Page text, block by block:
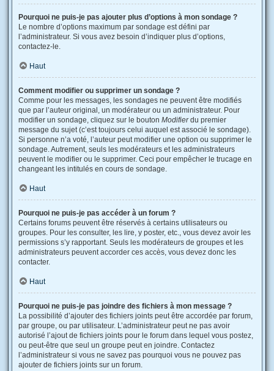
Pourquoi ne puis-je pas ajouter plus d’options à mon sondage ?
Le nombre d’options maximum par sondage est défini par
l’administrateur. Si vous avez besoin d’indiquer plus d’options,
contactez-le.
Haut
Comment modifier ou supprimer un sondage ?
Comme pour les messages, les sondages ne peuvent être modifiés
que par l’auteur original, un modérateur ou un administrateur. Pour
modifier un sondage, cliquez sur le bouton Modifierdu premier
message du sujet (c’est toujours celui auquel est associé le sondage).
Si personne n’a voté, l’auteur peut modifier une option ou supprimer le
sondage. Autrement, seuls les modérateurs et les administrateurs
peuvent le modifier ou le supprimer. Ceci pour empêcher le trucage en
changeant les intitulés en cours de sondage.
Haut
Pourquoi ne puis-je pas accéder à un forum ?
Certains forums peuvent être réservés à certains utilisateurs ou
groupes. Pour les consulter, les lire, y poster, etc., vous devez avoir les
permissions s’y rapportant. Seuls les modérateurs de groupes et les
administrateurs peuvent accorder ces accès, vous devez donc les
contacter.
Haut
Pourquoi ne puis-je pas joindre des fichiers à mon message ?
La possibilité d’ajouter des fichiers joints peut être accordée par forum,
par groupe, ou par utilisateur. L’administrateur peut ne pas avoir
autorisé l’ajout de fichiers joints pour le forum dans lequel vous postez,
ou peut-être que seul un groupe peut en joindre. Contactez
l’administrateur si vous ne savez pas pourquoi vous ne pouvez pas
ajouter de fichiers joints sur un forum.